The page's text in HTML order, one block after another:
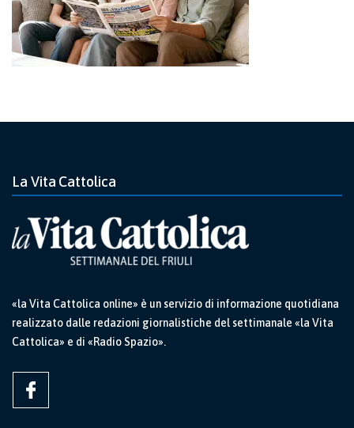
La Vita Cattolica
«la Vita Cattolica online» è un servizio di informazione quotidiana
realizzato dalle redazioni giornalistiche del settimanale «la Vita
Cattolica» e di «Radio Spazio».